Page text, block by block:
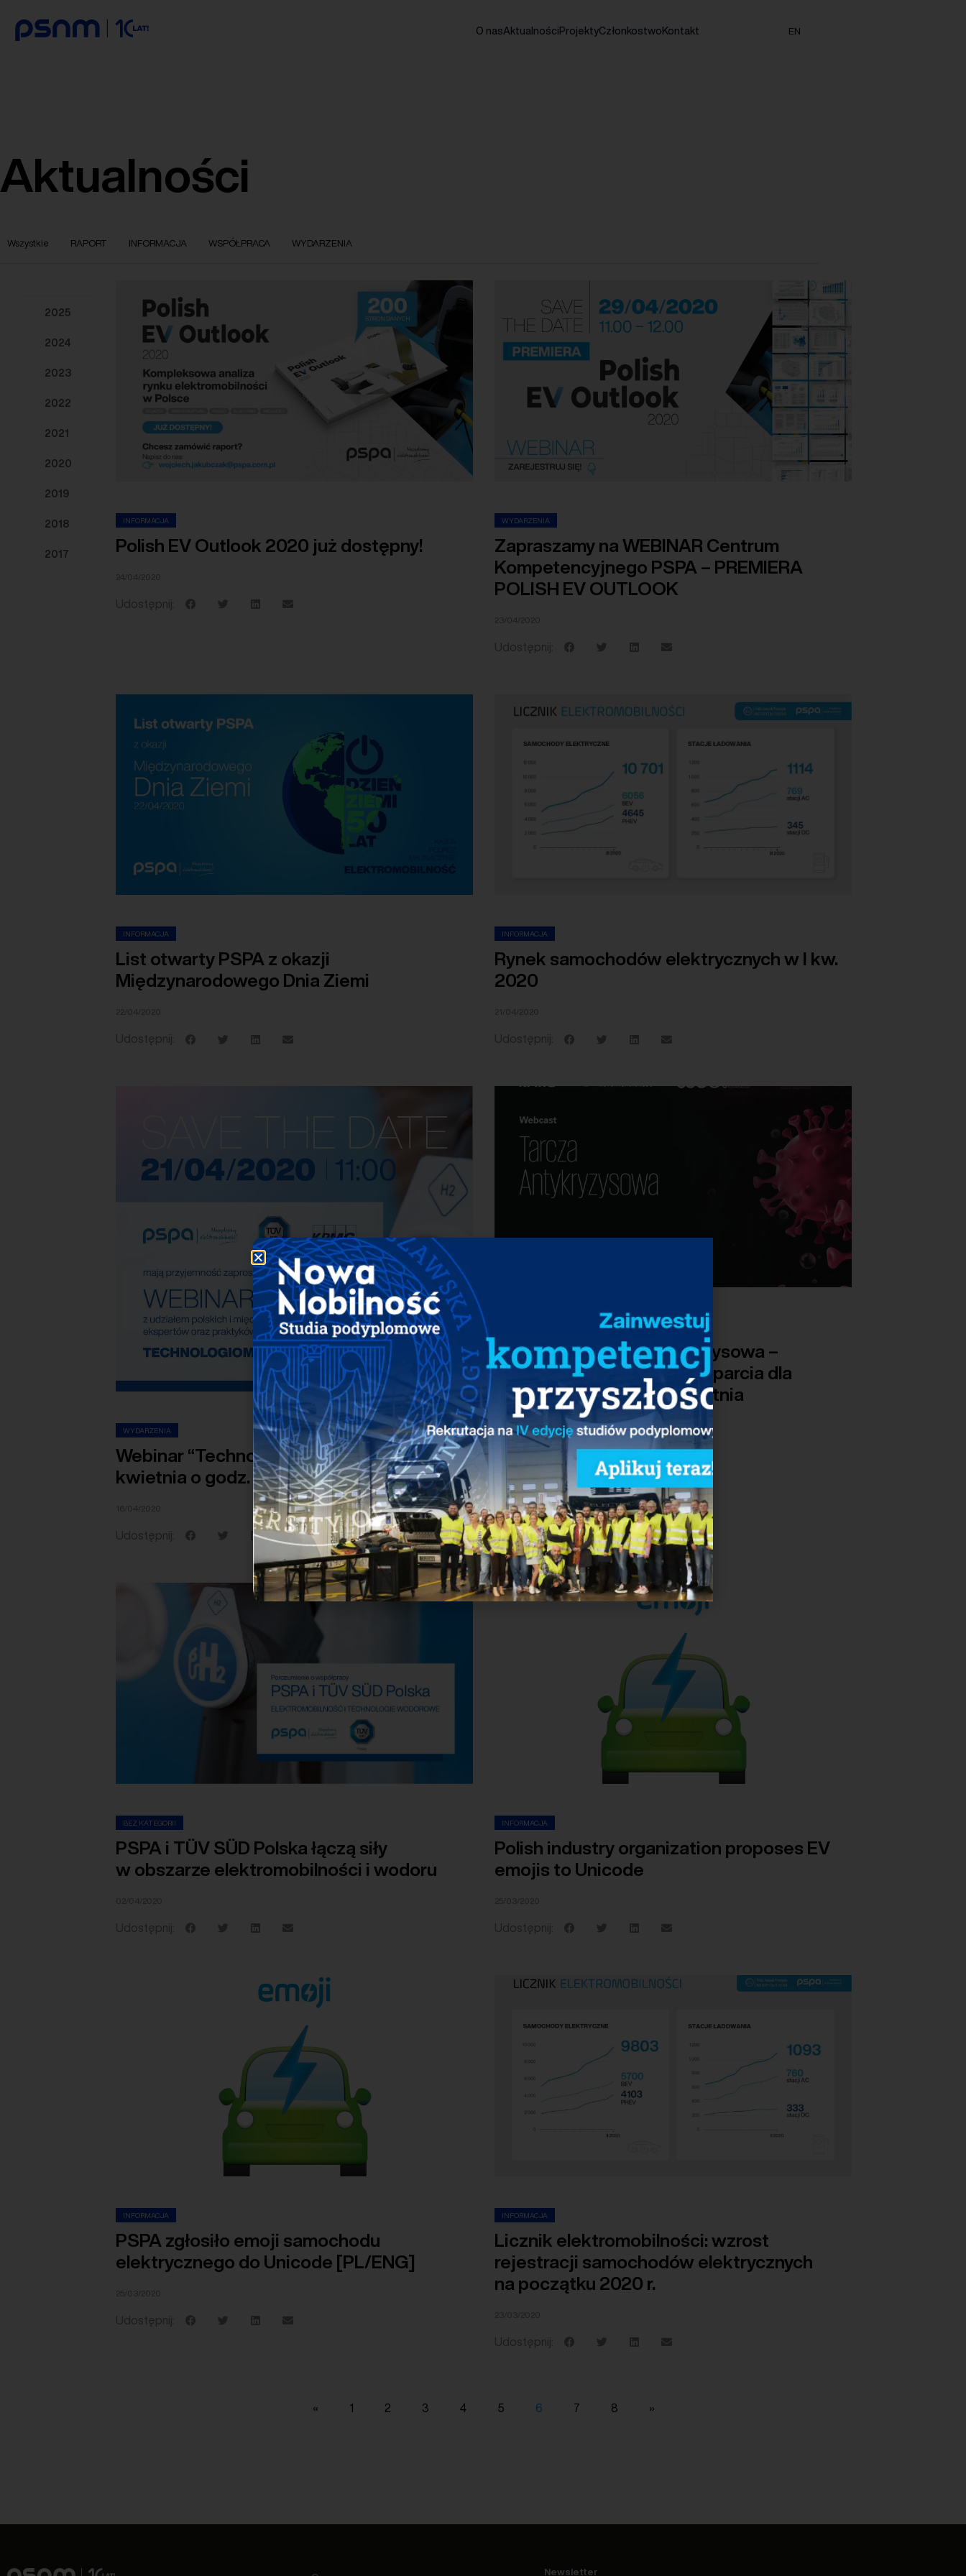
O nasAktualności ProjektyCzłonkostwo Kontakt EN
Aktualności
Wszystkie RAPORT INFORMACJA WSPÓŁPRACA WYDARZENIA
2025
2024
2023
2022
2021
2020
2019
2018
2017
INFORMACJA
Polish EV Outlook 2020 już dostępny!
24/04/2020
Udostępnij:
WYDARZENIA
Zapraszamy na WEBINAR Centrum
Kompetencyjnego PSPA – PREMIERA
POLISH EV OUTLOOK
23/04/2020
Udostępnij:
INFORMACJA
List otwarty PSPA z okazji
Międzynarodowego Dnia Ziemi
22/04/2020
Udostępnij:
INFORMACJA
Rynek samochodów elektrycznych w I kw.
2020
21/04/2020
Udostępnij:
WYDARZENIA
Webinar “Technologie Wodorowe” – 21
kwietnia o godz. 11.00
16/04/2020
Udostępnij:
Webcast „Tarcza Antykryzysowa –
rozwiązania i narzędzia wsparcia dla
przedsiębiorców” – 6 kwietnia
w godz. 11:00 – 12:00
03/04/2020
BEZ KATEGORII
PSPA i TÜV SÜD Polska łączą siły
w obszarze elektromobilności i wodoru
02/04/2020
Udostępnij:
INFORMACJA
Polish industry organization proposes EV
emojis to Unicode
25/03/2020
Udostępnij:
INFORMACJA
PSPA zgłosiło emoji samochodu
elektrycznego do Unicode [PL/ENG]
25/03/2020
Udostępnij:
INFORMACJA
Licznik elektromobilności: wzrost
rejestracji samochodów elektrycznych
na początku 2020 r.
23/03/2020
Udostępnij:
« 1 2 3 4 5 6 7 8 »
Newsletter